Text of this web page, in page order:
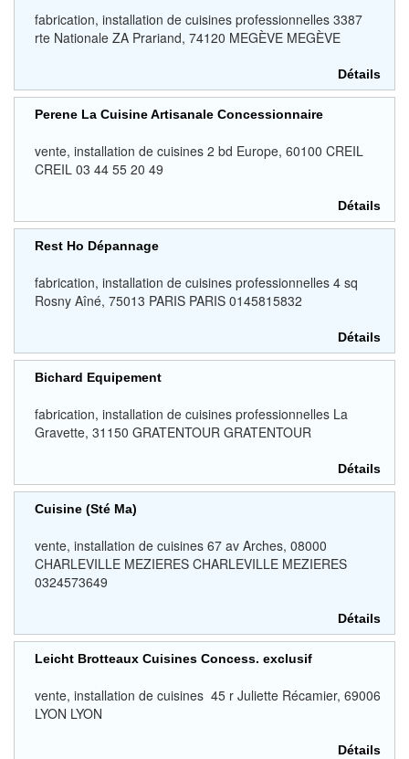
fabrication, installation de cuisines professionnelles 3387
rte Nationale ZA Prariand, 74120 MEGÈVE MEGÈVE
Détails
Perene La Cuisine Artisanale Concessionnaire
vente, installation de cuisines 2 bd Europe, 60100 CREIL
CREIL 03 44 55 20 49
Détails
Rest Ho Dépannage
fabrication, installation de cuisines professionnelles 4 sq
Rosny Aîné, 75013 PARIS PARIS 0145815832
Détails
Bichard Equipement
fabrication, installation de cuisines professionnelles La
Gravette, 31150 GRATENTOUR GRATENTOUR
Détails
Cuisine (Sté Ma)
vente, installation de cuisines 67 av Arches, 08000
CHARLEVILLE MEZIERES CHARLEVILLE MEZIERES
0324573649
Détails
Leicht Brotteaux Cuisines Concess. exclusif
vente, installation de cuisines 45 r Juliette Récamier, 69006
LYON LYON
Détails